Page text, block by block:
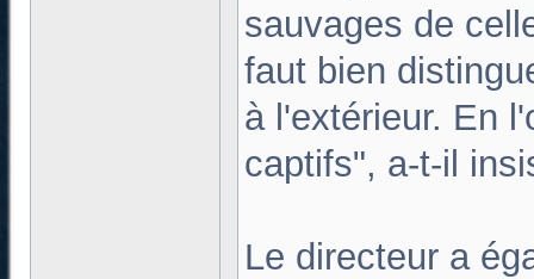
sauvages de
faut bien
à l'extérieur. En
captifs", a-t-il
Le directeur a